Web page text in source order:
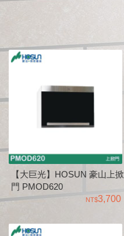
【大巨光】HOSUN 豪山上掀
門 PMOD620
3,700